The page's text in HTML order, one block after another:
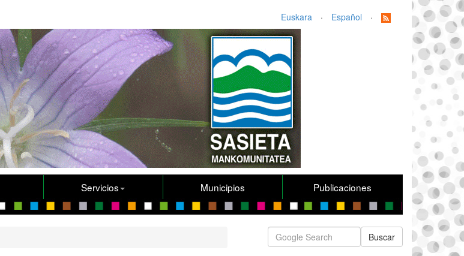
Euskara · Español ·
Servicios Municipios Publicaciones
Buscar